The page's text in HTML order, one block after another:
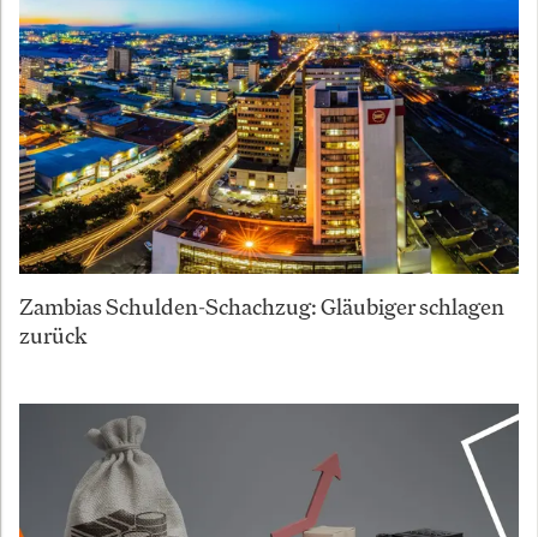
Zambias Schulden-Schachzug: Gläubiger schlagen
zurück